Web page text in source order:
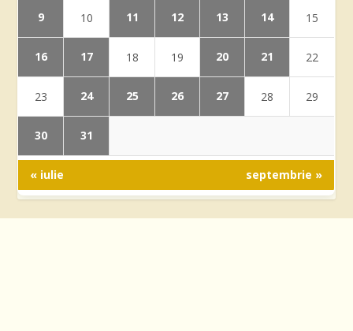
9 10 11 12 13 14 15
16 17 18 19 20 21 22
23 24 25 26 27 28 29
30 31
« iulie septembrie »